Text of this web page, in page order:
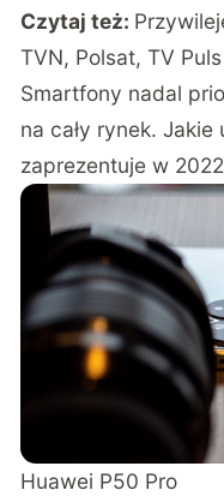
Czytaj też:
TVN, Polsat, TV
Smartfony nadal
na cały rynek.
zaprezentuje w
Huawei P50 Pro